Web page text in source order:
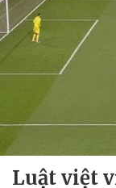
Luật việt